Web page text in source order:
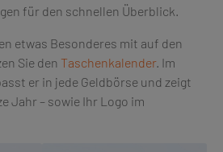
für den schnellen Überblick.
etwas Besonderes mit auf den
Sie den Taschenkalender. Im
er in jede Geldbörse und zeigt
Jahr – sowie Ihr Logo im